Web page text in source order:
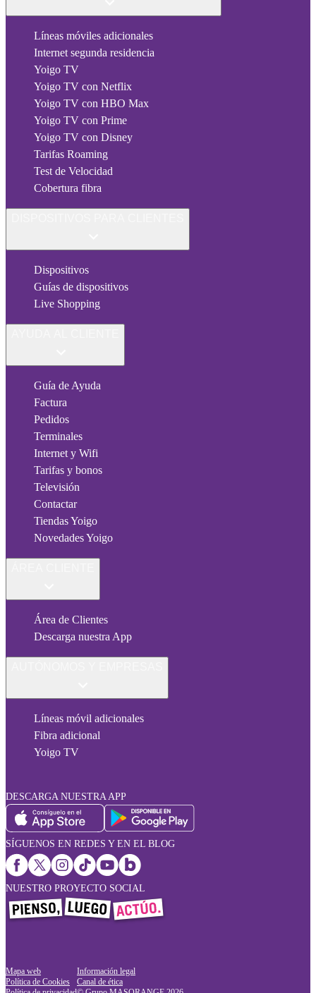
Líneas móviles adicionales
Internet segunda residencia
Yoigo TV
Yoigo TV con Netflix
Yoigo TV con HBO Max
Yoigo TV con Prime
Yoigo TV con Disney
Tarifas Roaming
Test de Velocidad
Cobertura fibra
Dispositivos
Guías de dispositivos
Live Shopping
Guía de Ayuda
Factura
Pedidos
Terminales
Internet y Wifi
Tarifas y bonos
Televisión
Contactar
Tiendas Yoigo
Novedades Yoigo
Área de Clientes
Descarga nuestra App
Líneas móvil adicionales
Fibra adicional
Yoigo TV
DESCARGA NUESTRA APP
SÍGUENOS EN REDES Y EN EL BLOG
NUESTRO PROYECTO SOCIAL
Mapa web
Política de Cookies
Información legal
Canal de ética